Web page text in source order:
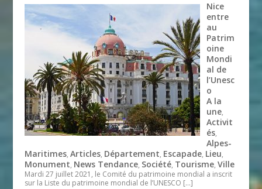
Nice
entre
au
Patrim
oine
Mondi
al de
l’Unesc
o
A la
une,
Activit
és,
Alpes-
Maritimes,Articles, Département, Escapade, Lieu,
Monument, News Tendance, Société, Tourisme,Ville
Mardi 27 juillet 2021, le Comité du patrimoine mondial a inscrit
sur la Liste du patrimoine mondial de l’UNESCO […]